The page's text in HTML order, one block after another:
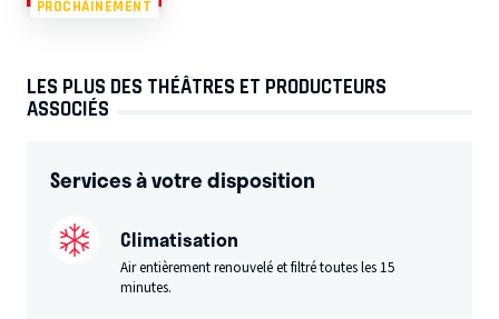
PROCHAINEMENT
LES PLUS DES THÉÂTRES ET PRODUCTEURS
ASSOCIÉS
Services à votre disposition
Climatisation
Air entièrement renouvelé et filtré toutes les 15
minutes.